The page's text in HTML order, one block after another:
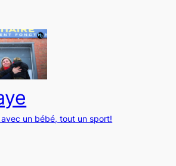
avec un bébé, tout un sport!